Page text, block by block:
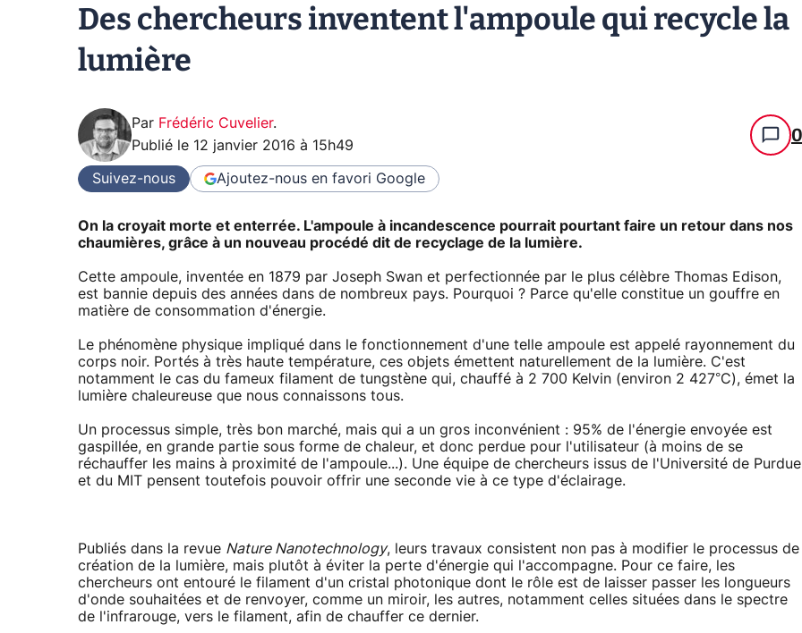
Des chercheurs inventent l'ampoule qui recycle la
lumière
Par Frédéric Cuvelier.
Publié le 12 janvier 2016 à 15h49 0
Suivez-nous Ajoutez-nous en favori Google
On la croyait morte et enterrée. L'ampoule à incandescence pourrait pourtant faire un retour dans nos
chaumières, grâce à un nouveau procédé dit de recyclage de la lumière.
Cette ampoule, inventée en 1879 par Joseph Swan et perfectionnée par le plus célèbre Thomas Edison,
est bannie depuis des années dans de nombreux pays. Pourquoi ? Parce qu'elle constitue un gouffre en
matière de consommation d'énergie.
Le phénomène physique impliqué dans le fonctionnement d'une telle ampoule est appelé rayonnement du
corps noir. Portés à très haute température, ces objets émettent naturellement de la lumière. C'est
notamment le cas du fameux filament de tungstène qui, chauffé à 2 700 Kelvin (environ 2 427°C), émet la
lumière chaleureuse que nous connaissons tous.
Un processus simple, très bon marché, mais qui a un gros inconvénient : 95% de l'énergie envoyée est
gaspillée, en grande partie sous forme de chaleur, et donc perdue pour l'utilisateur (à moins de se
réchauffer les mains à proximité de l'ampoule...). Une équipe de chercheurs issus de l'Université de Purdue
et du MIT pensent toutefois pouvoir offrir une seconde vie à ce type d'éclairage.
Publiés dans la revue Nature Nanotechnology, leurs travaux consistent non pas à modifier le processus de
création de la lumière, mais plutôt à éviter la perte d'énergie qui l'accompagne. Pour ce faire, les
chercheurs ont entouré le filament d'un cristal photonique dont le rôle est de laisser passer les longueurs
d'onde souhaitées et de renvoyer, comme un miroir, les autres, notamment celles situées dans le spectre
de l'infrarouge, vers le filament, afin de chauffer ce dernier.